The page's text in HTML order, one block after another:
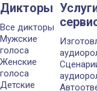
Дикторы
Все дикторы
Мужские
голоса
Женские
голоса
Детские